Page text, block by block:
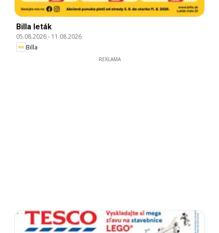
Billa leták
05.08.2026- 11.08.2026
Billa
REKLAMA